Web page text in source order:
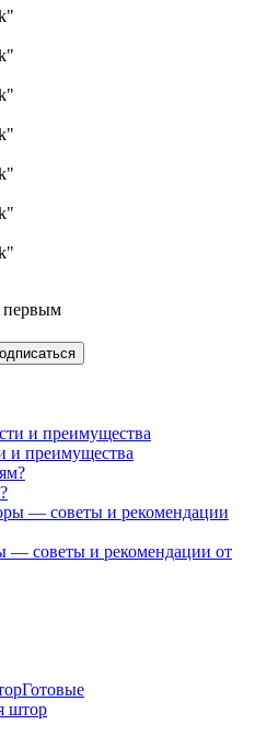
первым
и преимущества
— советы и рекомендации от
Готовые
штор